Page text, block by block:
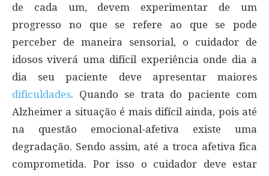
de cada um, devem experimentar de um
progresso no que se refere ao que se pode
perceber de maneira sensorial, o cuidador de
idosos viverá uma difícil experiência onde dia a
dia seu paciente deve apresentar maiores
dificuldades. Quando se trata do paciente com
Alzheimer a situação é mais difícil ainda, pois até
na questão emocional-afetiva existe uma
degradação. Sendo assim, até a troca afetiva fica
comprometida. Por isso o cuidador deve estar